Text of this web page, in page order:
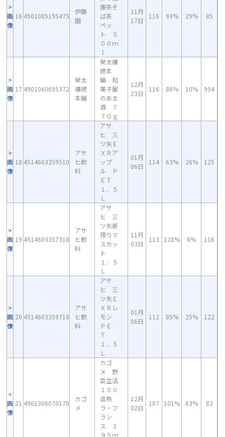
画
像
16 4901085195475
伊藤
園
康茶そ
ば茶
ペッ
ト ５
００ｍ
ｌ
11月
17日
116 93% 29% 85
画
像
17 4901060695372
榮太
樓總
本鋪
榮太樓
總本
鋪 和
菓子屋
のあま
酒 ７
７０ｇ
12月
23日
116 86% 10% 994
画
像
18 4514603359510
アサ
ヒ飲
料
アサ
ヒ 三
ツ矢Ｅ
ＸＲア
ップ
ル Ｐ
ＥＴ
１．５
Ｌ
01月
06日
114 63% 26% 125
画
像
19 4514603357318
アサ
ヒ飲
料
アサ
ヒ 三
ツ矢新
搾りマ
スカッ
ト
１．５
Ｌ
11月
03日
113 128% 6% 116
画
像
20 4514603359718
アサ
ヒ飲
料
アサ
ヒ 三
ツ矢Ｅ
ＸＲレ
モン
ＰＥ
Ｔ
１．５
Ｌ
01月
06日
112 85% 25% 122
画
像
21 4901306070178
カゴ
メ
カゴ
メ 野
菜生活
１００
追熟
ラ・フ
ラン
ス １
９５ｍ
12月
02日
107 101% 63% 82